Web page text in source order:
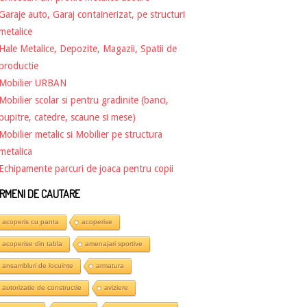
auto, Garaj containerizat, pe structuri
Metalice, Depozite, Magazii, Spatii de
URBAN
scolar si pentru gradinite (banci,
catedre, scaune si mese)
metalic si Mobilier pe structura
parcuri de joaca pentru copii
DE CAUTARE
acoperis cu panta acoperise
acoperise din tabla amenajari sportive
ansambluri de locuinte armatura
autorizatie de constructie aviziere